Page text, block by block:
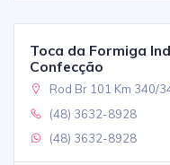
Toca da Formiga
Confecção
Rod Br 101 Km 340/
(48) 3632-8928
(48) 3632-8928